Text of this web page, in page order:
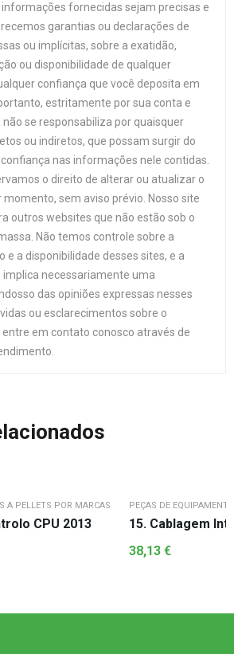
fornecidas sejam precisas e
garantias ou declarações de
ou implícitas, sobre a exatidão,
ou disponibilidade de qualquer
confiança que você deposita em
estritamente por sua conta e
não se responsabiliza por quaisquer
ou indiretos, que possam surgir do
nas informações nele contidas.
o direito de alterar ou atualizar o
sem aviso prévio. Nosso site
outros websites que não estão sob o
Não temos controle sobre a
e a disponibilidade desses sites, e a
implica necessariamente uma
das opiniões expressas nesses
ou esclarecimentos sobre o
em contato conosco através de
A PELLETS POR MARCAS
CPU 2013
PEÇAS DE
15. Cablagem
38,13 €